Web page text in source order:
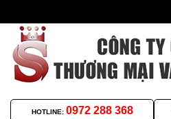
HOTLINE: 0972 288 368